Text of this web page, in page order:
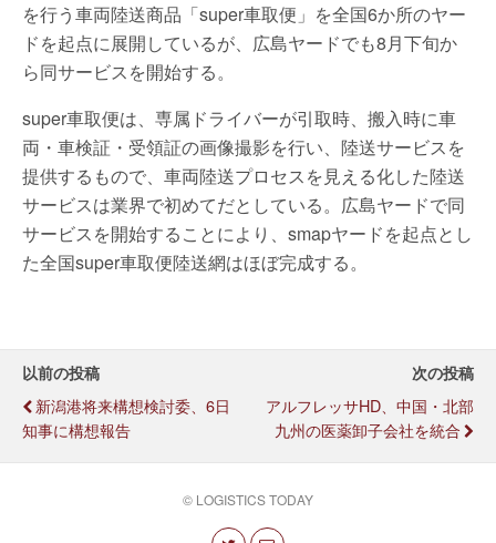
を行う車両陸送商品「super車取便」を全国6か所のヤー
ドを起点に展開しているが、広島ヤードでも8月下旬か
ら同サービスを開始する。
super車取便は、専属ドライバーが引取時、搬入時に車
両・車検証・受領証の画像撮影を行い、陸送サービスを
提供するもので、車両陸送プロセスを見える化した陸送
サービスは業界で初めてだとしている。広島ヤードで同
サービスを開始することにより、smapヤードを起点とし
た全国super車取便陸送網はほぼ完成する。
以前の投稿
新潟港将来構想検討委、6日
知事に構想報告
次の投稿
アルフレッサHD、中国・北部
九州の医薬卸子会社を統合
© LOGISTICS TODAY